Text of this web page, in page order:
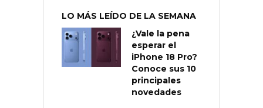
LO MÁS LEÍDO DE LA SEMANA
¿Vale la pena
esperar el
iPhone 18 Pro?
Conoce sus 10
principales
novedades